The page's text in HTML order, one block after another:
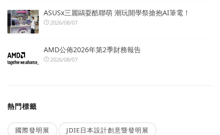
ASUSx三麗鷗耍酷聯萌 潮玩開學祭搶抱AI筆電！
2026/08/07
AMD公佈2026年第2季財務報告
2026/08/07
熱門標籤
國際發明展 JDIE日本設計創意暨發明展